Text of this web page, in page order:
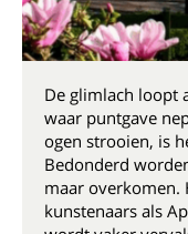
De glimlach loopt
waar puntgave
ogen strooien, is
Bedonderd
maar overkomen.
kunstenaars als